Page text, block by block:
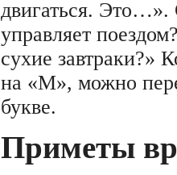
двигаться. Это…».
управляет
сухие завтраки?»
на «М», можно
букве.
Приметы